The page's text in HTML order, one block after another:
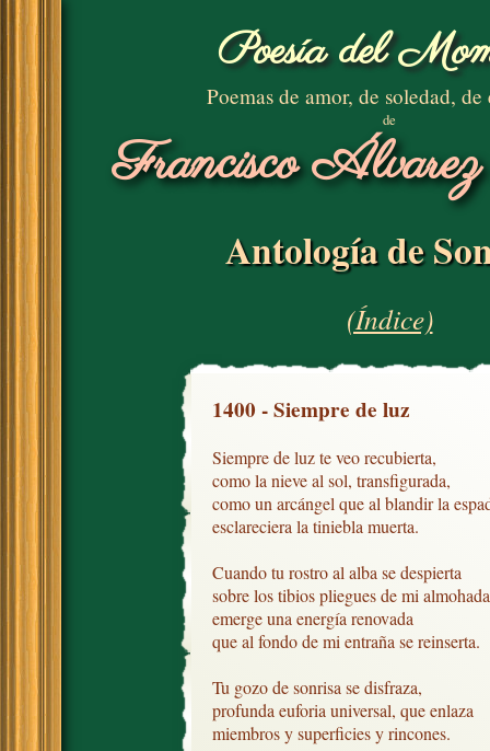
Poesía del
Poemas de amor, de soledad, de
de
Francisco
Antología de
(Índice)
1400 - Siempre de luz
Siempre de luz te veo recubierta,
como la nieve al sol, transfigurada,
como un arcángel que al blandir la
esclareciera la tiniebla muerta.
Cuando tu rostro al alba se despierta
sobre los tibios pliegues de mi
emerge una energía renovada
que al fondo de mi entraña se reinserta.
Tu gozo de sonrisa se disfraza,
profunda euforia universal, que enlaza
miembros y superficies y rincones.